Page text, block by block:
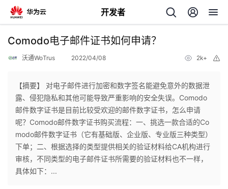
开发者
返
个
人
主
我
的
Comodo电子邮件证书如何申请？
沃通WoTrus 2022/04/08 2k+
【摘要】 对电子邮件进行加密和数字签名能避免意外的数据泄
露、侵犯隐私和其他可能导致严重影响的安全失误。Comodo
邮件数字证书是目前比较受欢迎的邮件数字证书，怎么申请
呢？Comodo邮件数字证书购买流程：一、挑选一款合适的Co
modo邮件数字证书（它有基础版、企业版、专业版三种类型）
下单；二、根据选择的类型提供相关的验证材料给CA机构进行
审核，不同类型的电子邮件证书所需要的验证材料也不一样，
具体如下：...